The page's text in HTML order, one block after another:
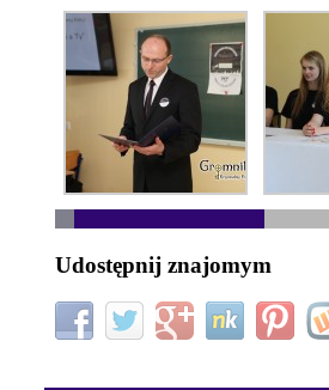
Udostępnij znajomym